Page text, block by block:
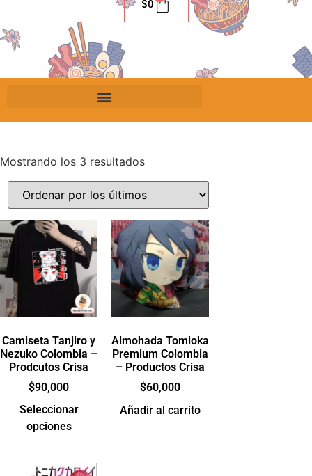
$0
Mostrando los 3 resultados
Camiseta Tanjiro y
Nezuko Colombia –
Prodcutos Crisa
$90,000
Seleccionar
opciones
Almohada Tomioka
Premium Colombia
– Productos Crisa
$60,000
Añadir al carrito